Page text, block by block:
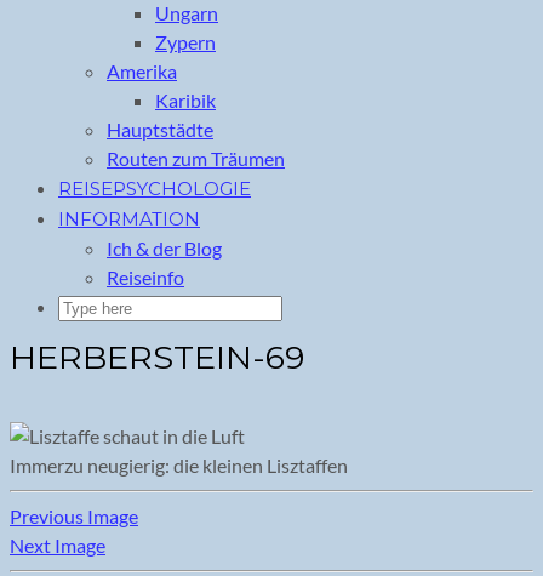
Ungarn
Zypern
Amerika
Karibik
Hauptstädte
Routen zum Träumen
REISEPSYCHOLOGIE
INFORMATION
Ich & der Blog
Reiseinfo
HERBERSTEIN-69
Immerzu neugierig: die kleinen Lisztaffen
Previous Image
Next Image